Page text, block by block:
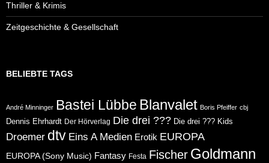
Thriller & Krimis
Zeitgeschichte & Gesellschaft
BELIEBTE TAGS
André Minninger Bastei Lübbe Blanvalet Boris Pfeiffer cbj
Dennis Ehrhardt Der Hörverlag Die drei ??? Die drei ??? Kids
Droemer dtv Eins A Medien Erotik EUROPA
EUROPA (Sony Music) Fantasy Festa Fischer Goldmann